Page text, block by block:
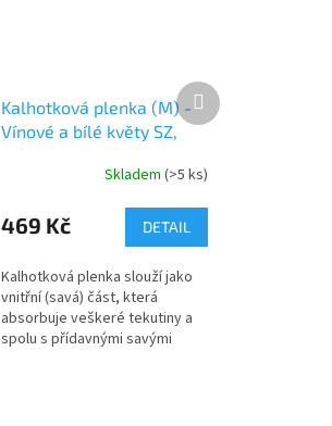
Kalhotková plenka (M) -
Vínové a bílé květy SZ,
Skladem (>5 ks)
469 Kč DETAIL
Kalhotková plenka slouží jako
vnitřní (savá) část, která
absorbuje veškeré tekutiny a
spolu s přídavnými savými
Další
produkt